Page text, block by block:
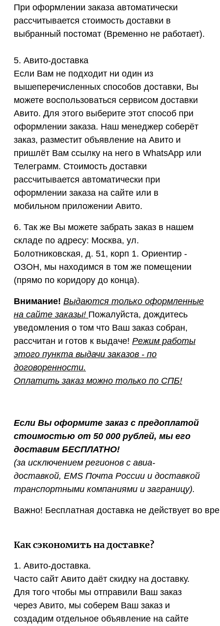
При оформлении заказа автоматически
рассчитывается стоимость доставки в
выбранный постомат (Временно не работает).
5. Авито-доставка
Если Вам не подходит ни один из
вышеперечисленных способов доставки, Вы
можете воспользоваться сервисом доставки
Авито. Для этого выберите этот способ при
оформлении заказа. Наш менеджер соберёт
заказ, разместит объявление на Авито и
пришлёт Вам ссылку на него в WhatsApp или
Телеграмм. Стоимость доставки
рассчитывается автоматически при
оформлении заказа на сайте или в
мобильном приложении Авито.
6. Так же Вы можете забрать заказ в нашем
складе по адресу: Москва, ул.
Болотниковская, д. 51, корп 1. Ориентир -
ОЗОН, мы находимся в том же помещении
(прямо по коридору до конца).
Внимание! Выдаются только оформленные
на сайте заказы! Пожалуйста, дождитесь
уведомления о том что Ваш заказ собран,
рассчитан и готов к выдаче! Режим работы
этого пункта выдачи заказов - по
договоренности.
Оплатить заказ можно только по СПБ!
Если Вы оформите заказ с предоплатой
стоимостью от 50 000 рублей, мы его
доставим БЕСПЛАТНО!
(за исключением регионов с авиа-
доставкой, EMS Почта России и доставкой
транспортными компаниями и заграницу).
Важно! Бесплатная доставка не действует во
Как сэкономить на доставке?
1. Авито-доставка.
Часто сайт Авито даёт скидку на доставку.
Для того чтобы мы отправили Ваш заказ
через Авито, мы соберем Ваш заказ и
создадим отдельное объявление на сайте